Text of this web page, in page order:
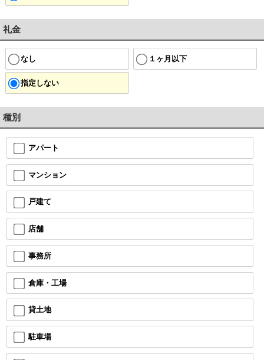
礼金
なし １ヶ月以下
指定しない
種別
アパート
マンション
戸建て
店舗
事務所
倉庫・工場
貸土地
駐車場